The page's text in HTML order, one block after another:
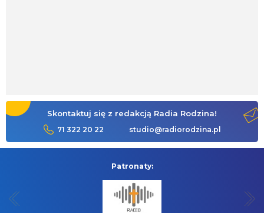
Skontaktuj się z redakcją Radia Rodzina!
71 322 20 22 studio@radiorodzina.pl
Patronaty: